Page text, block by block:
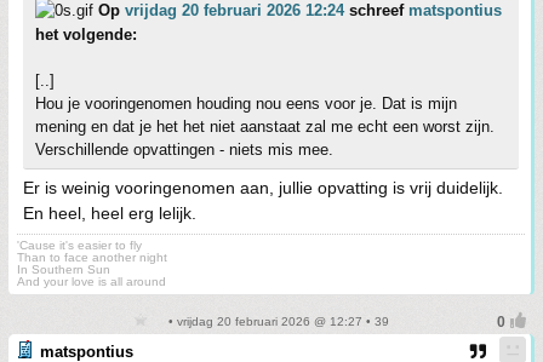
Op vrijdag 20 februari 2026 12:24schreef matspontius
het volgende:
[..]
Hou je vooringenomen houding nou eens voor je. Dat is mijn
mening en dat je het het niet aanstaat zal me echt een worst zijn.
Verschillende opvattingen - niets mis mee.
Er is weinig vooringenomen aan, jullie opvatting is vrij duidelijk.
En heel, heel erg lelijk.
'Cause it's easier to fly
Than to face another night
In Southern Sun
And your love is all around
• vrijdag 20 februari 2026 @ 12:27 • 39
matspontius